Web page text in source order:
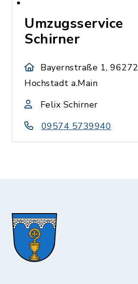
Umzugsservice
Schirner
Bayernstraße 1, 96272
Hochstadt a.Main
Felix Schirner
09574 5739940